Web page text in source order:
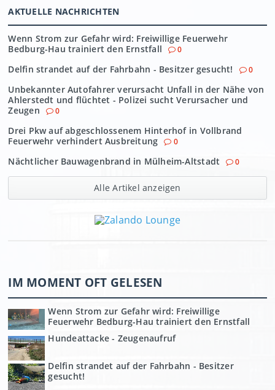
AKTUELLE NACHRICHTEN
Wenn Strom zur Gefahr wird: Freiwillige Feuerwehr
Bedburg-Hau trainiert den Ernstfall
0
Delfin strandet auf der Fahrbahn - Besitzer gesucht! 0
Unbekannter Autofahrer verursacht Unfall in der Nähe von
Ahlerstedt und flüchtet - Polizei sucht Verursacher und
Zeugen
0
Drei Pkw auf abgeschlossenem Hinterhof in Vollbrand
Feuerwehr verhindert Ausbreitung
0
Nächtlicher Bauwagenbrand in Mülheim-Altstadt 0
Alle Artikel anzeigen
IM MOMENT OFT GELESEN
Wenn Strom zur Gefahr wird: Freiwillige
Feuerwehr Bedburg-Hau trainiert den Ernstfall
Hundeattacke - Zeugenaufruf
Delfin strandet auf der Fahrbahn - Besitzer
gesucht!